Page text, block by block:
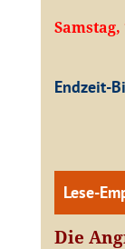
Samstag,
Endzeit-
Lese-
Die